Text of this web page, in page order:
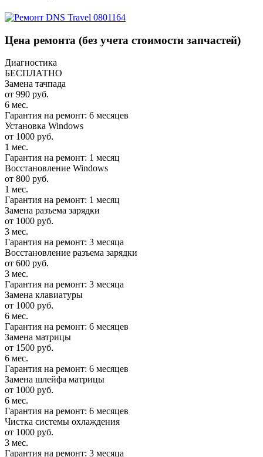
Цена ремонта (без учета стоимости запчастей)
Диагностика
БЕСПЛАТНО
Замена тачпада
от 990 руб.
6 мес.
Гарантия на ремонт: 6 месяцев
Установка Windows
от 1000 руб.
1 мес.
Гарантия на ремонт: 1 месяц
Восстановление Windows
от 800 руб.
1 мес.
Гарантия на ремонт: 1 месяц
Замена разъема зарядки
от 1000 руб.
3 мес.
Гарантия на ремонт: 3 месяца
Восстановление разъема зарядки
от 600 руб.
3 мес.
Гарантия на ремонт: 3 месяца
Замена клавиатуры
от 1000 руб.
6 мес.
Гарантия на ремонт: 6 месяцев
Замена матрицы
от 1500 руб.
6 мес.
Гарантия на ремонт: 6 месяцев
Замена шлейфа матрицы
от 1000 руб.
6 мес.
Гарантия на ремонт: 6 месяцев
Чистка системы охлаждения
от 1000 руб.
3 мес.
Гарантия на ремонт: 3 месяца